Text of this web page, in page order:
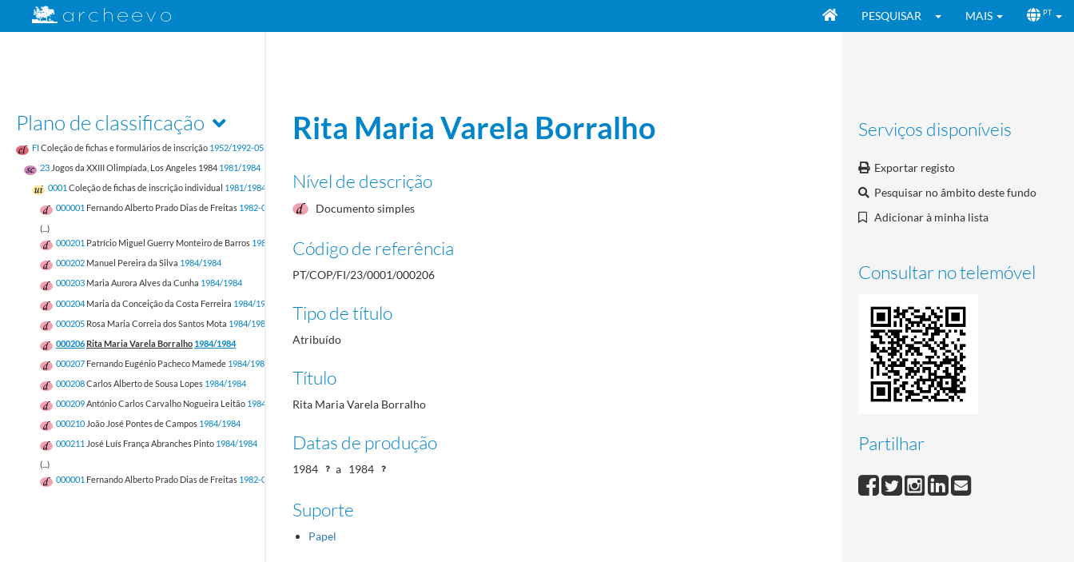
PESQUISAR MAIS PT
Plano de classificação
FIColeção de fichas e formulários de inscrição 1952/1992-05-17
23 Jogos da XXIII Olimpíada, Los Angeles 1984 1981/1984
0001 Coleção de fichas de inscrição individual 1981/1984
000001 Fernando Alberto Prado Dias de Freitas 1982-05-12/1982-05-12
(...)
000201 Patrício Miguel Guerry Monteiro de Barros 1984/1984
000202 Manuel Pereira da Silva 1984/1984
000203 Maria Aurora Alves da Cunha 1984/1984
000204 Maria da Conceição da Costa Ferreira 1984/1984
000205 Rosa Maria Correia dos Santos Mota 1984/1984
000206Rita Maria Varela Borralho 1984/1984
000207 Fernando Eugénio Pacheco Mamede 1984/1984
000208Carlos Alberto de Sousa Lopes 1984/1984
000209António Carlos Carvalho Nogueira Leitão 1984/1984
000210 João José Pontes de Campos 1984/1984
000211 José Luís França Abranches Pinto 1984/1984
(...)
000001 Fernando Alberto Prado Dias de Freitas 1982-05-12/1982-05-12
Serviços disponíveis
Exportar registo
Pesquisar no âmbito deste fundo
Adicionar à minha lista
Consultar no telemóvel
Partilhar
Rita Maria Varela Borralho
Nível de descrição
Documento simples
Código de referência
PT/COP/FI/23/0001/000206
Tipo de título
Atribuído
Título
Rita Maria Varela Borralho
Datas de produção
1984 a 1984
Suporte
Papel